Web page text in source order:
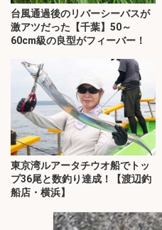
台風通過後のリバーシーバスが
激アツだった【千葉】50～
60cm級の良型がフィーバー！
東京湾ルアータチウオ船でトッ
プ36尾と数釣り達成！【渡辺釣
船店・横浜】